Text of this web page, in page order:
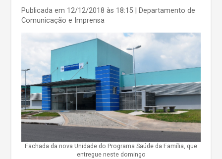
Publicada em 12/12/2018 às 18:15
| Departamento de
Comunicação e Imprensa
Fachada da nova Unidade do Programa Saúde da Família, que
entregue neste domingo